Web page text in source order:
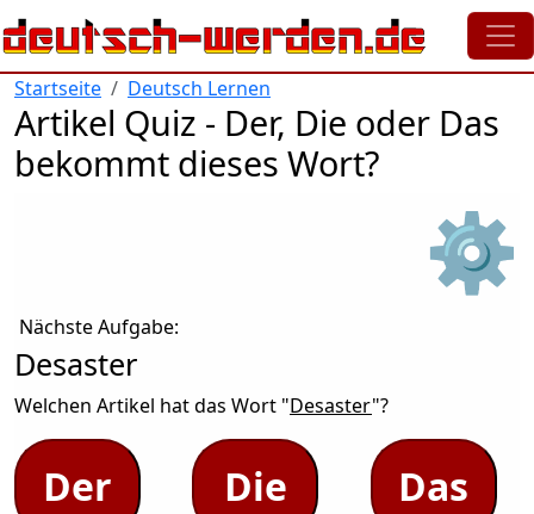
Direkt zum Inhalt
Startseite Deutsch Lernen
Artikel Quiz - Der, Die oder Das
bekommt dieses Wort?
⚙
Nächste Aufgabe:
Desaster
Welchen Artikel hat das Wort "Desaster"?
Der Die Das